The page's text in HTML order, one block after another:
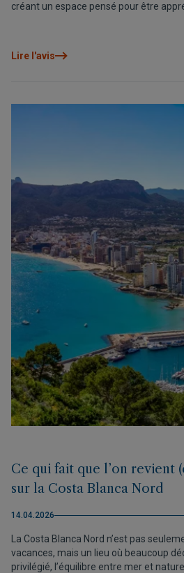
créant un espace pensé pour être
Lire l'avis
Ce qui fait que l’on revient
sur la Costa Blanca Nord
14.04.2026
La Costa Blanca Nord n’est pas
vacances, mais un lieu où beaucoup
privilégié, l’équilibre entre mer et